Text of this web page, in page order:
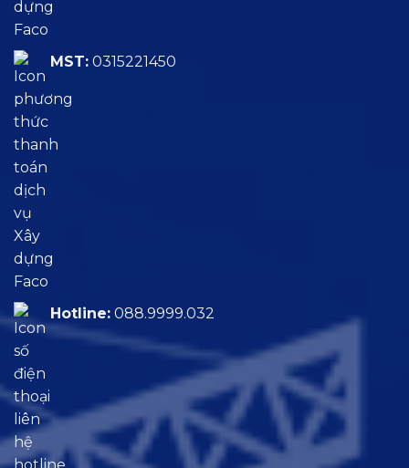
MST: 0315221450
Hotline: 088.9999.032